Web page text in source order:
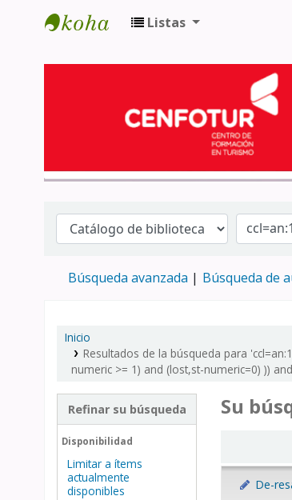
Listas
Búsqueda avanzada Búsqueda de
Inicio
Resultados de la búsqueda para
numeric >= 1) and (lost,st-numeric=0) )) and
Refinar su búsqueda
Disponibilidad
Limitar a ítems
actualmente
disponibles
Su
De-